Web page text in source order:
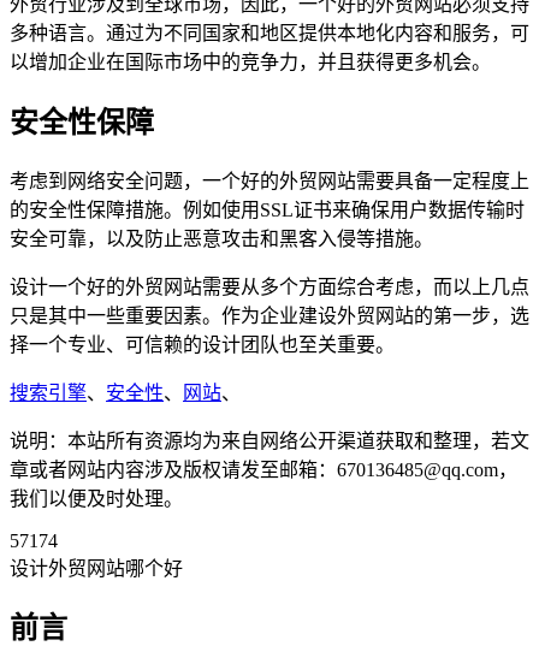
多种语言。通过为不同国家和地区提供本地化内容和服务，可
以增加企业在国际市场中的竞争力，并且获得更多机会。
安全性保障
考虑到网络安全问题，一个好的外贸网站需要具备一定程度上
的安全性保障措施。例如使用SSL证书来确保用户数据传输时
安全可靠，以及防止恶意攻击和黑客入侵等措施。
设计一个好的外贸网站需要从多个方面综合考虑，而以上几点
只是其中一些重要因素。作为企业建设外贸网站的第一步，选
择一个专业、可信赖的设计团队也至关重要。
搜索引擎、 安全性、 网站、
说明：本站所有资源均为来自网络公开渠道获取和整理，若文
章或者网站内容涉及版权请发至邮箱：670136485@qq.com，
我们以便及时处理。
57174
设计外贸网站哪个好
前言